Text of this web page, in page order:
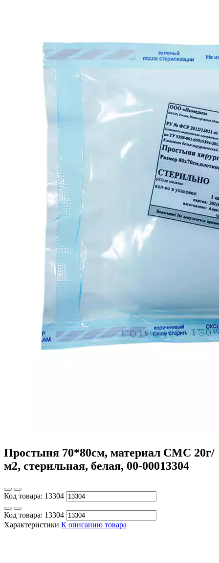
Простыня 70*80см, материал СМС 20г/
м2, стерильная, белая, 00-00013304
Код товара: 13304
Код товара: 13304
Характеристики К описанию товара